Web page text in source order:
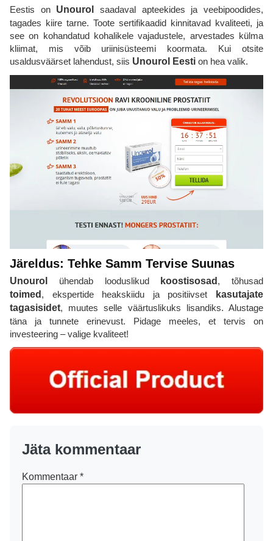
Eestis on Unourol
saadaval apteekides ja veebipoodides,
tagades kiire tarne. Toote sertifikaadid kinnitavad kvaliteeti, ja
see on kohandatud kohalikele vajadustele, arvestades külma
kliimat, mis võib uriinisüsteemi koormata. Kui otsite
usaldusväärset lahendust, siis Unourol Eesti on hea valik.
Järeldus: Tehke Samm Tervise Suunas
Unourol ühendab looduslikud koostisosad , tõhusad
toimed , ekspertide heakskiidu ja positiivset
kasutajate
tagasisidet, muutes selle väärtuslikuks lisandiks. Alustage
täna ja tunnete erinevust. Pidage meeles, et tervis on
investeering – valige kvaliteet!
Jäta kommentaar
Kommentaar *